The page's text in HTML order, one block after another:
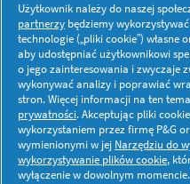
O nas Kontakt
Więcej inspiracji
Użytkownik należy do naszej
partnerzy będziemy
technologie („pliki cookie”)
aby udostępniać użytkownikowi
o jego zainteresowania i zwyczaje
wykonywać analizy i poprawiać
stron. Więcej informacji na ten
prywatności. Akceptując pliki
wykorzystaniem przez firmę P&G
wymienionymi w jej Narzędziu do
wykorzystywanie plików cookie,
wyłączenie w dowolnym momencie.